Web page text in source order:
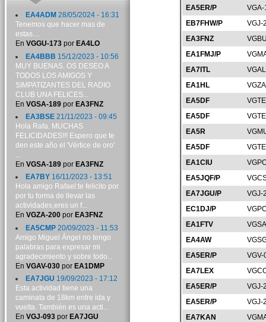
EA5ER/P
VGA-
EB7FHW/P
VGJ-
EA3FNZ
EA1FMJ/P
EA7ITL
EA1HL
EA5DF
EA5DF
EA5R
EA5DF
EA1CIU
EA5JQF/P
EA7JGU/P
VGJ-
EC1DJ/P
EA1FTV
EA4AW
EA5ER/P
VGV-
EA7LEX
EA5ER/P
VGJ-
EA5ER/P
VGJ-
EA7KAN
EA4ADM 28/05/2024 - 16:31
Tenemos que hacer mas de
estas....
En VGGU-173por EA4LO
EA4BBB 15/12/2023 - 10:56
MUY BUENAS. OS DESEO A
TODOS LOS AMIGOS Y
SIMPATIZANTES DEL RADIO
CLUB UNA FELICES...
En VGSA-189por EA3FNZ
EA3BSE21/11/2023 - 09:45
Hola Rafa. MUCHAS
FELICIDADES!!! Espero que te
den este año el 'Vértice de oro'
...
En VGSA-189por EA3FNZ
EA7BY16/11/2023 - 13:51
Hola amigo Rafael:te felicito por
por tu forma de llevar las
actividades,eres un f...
En VGZA-200por EA3FNZ
EA5CMP20/09/2023 - 11:53
Amigo Miguel Ángel no tengo
palabras para expresar mi
agradecimiento y sobre todo...
En VGAV-030por EA1DMP
EA7JGU 19/09/2023 - 17:12
Esta actividad tiene una
caminata de 18km entre ida y
vuelta. También es una acti...
En VGJ-093por EA7JGU